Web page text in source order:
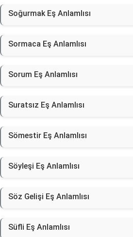
Soğurmak Eş Anlamlısı
Sormaca Eş Anlamlısı
Sorum Eş Anlamlısı
Suratsız Eş Anlamlısı
Sömestir Eş Anlamlısı
Söyleşi Eş Anlamlısı
Söz Gelişi Eş Anlamlısı
Süfli Eş Anlamlısı